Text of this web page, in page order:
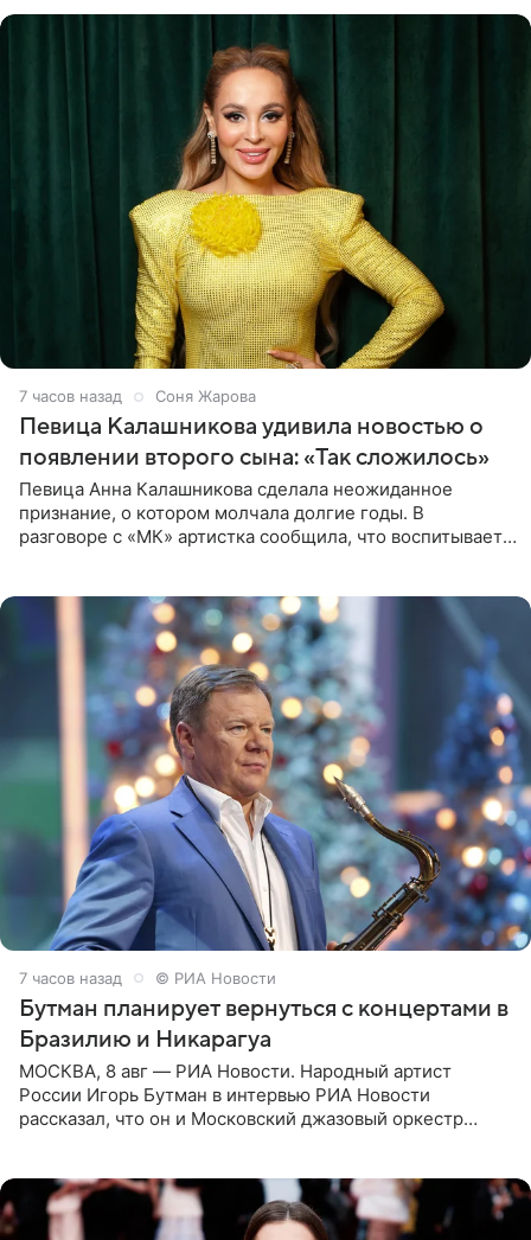
7 часов назад Соня Жарова
Певица Калашникова удивила новостью о
появлении второго сына: «Так сложилось»
Певица Анна Калашникова сделала неожиданное
признание, о котором молчала долгие годы. В
разговоре с «МК» артистка сообщила, что воспитывает
7 часов назад © РИА Новости
Бутман планирует вернуться с концертами в
Бразилию и Никарагуа
МОСКВА, 8 авг — РИА Новости. Народный артист
России Игорь Бутман в интервью РИА Новости
рассказал, что он и Московский джазовый оркестр